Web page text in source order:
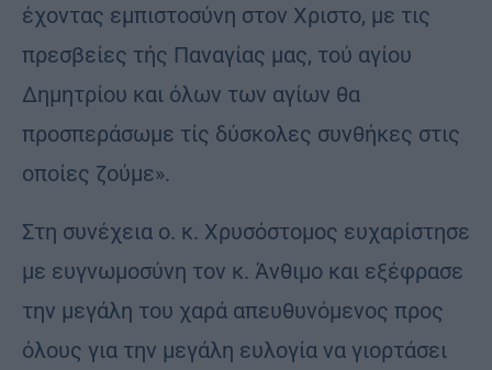
έχοντας εμπιστοσύνη στον Χριστο, με τις
πρεσβείες τής Παναγίας μας, τού αγίου
Δημητρίου και όλων των αγίων θα
προσπεράσωμε τίς δύσκολες συνθήκες στις
οποίες ζούμε».
Στη συνέχεια ο. κ. Χρυσόστομος ευχαρίστησε
με ευγνωμοσύνη τον κ. Άνθιμο και εξέφρασε
την μεγάλη του χαρά απευθυνόμενος προς
όλους για την μεγάλη ευλογία να γιορτάσει